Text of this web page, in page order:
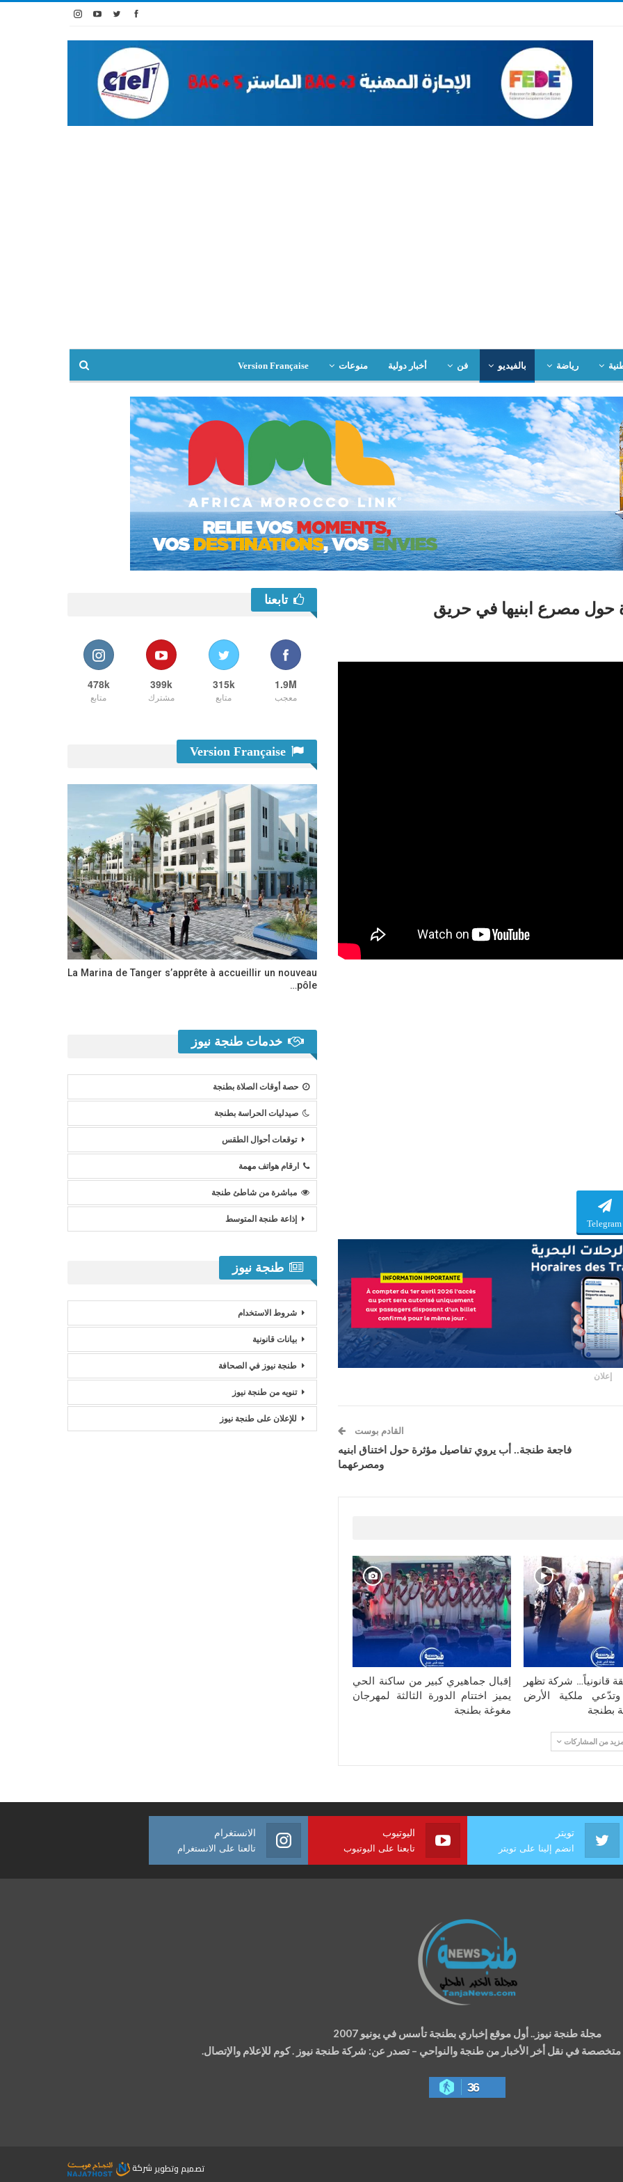
رياضة بالفيديو فن أخبار دولية منوعات Version Française
حول مصرع ابنيها في حريق
Telegram
إعلان
القادم بوست
فاجعة طنجة.. أب يروي تفاصيل مؤثرة حول اختناق ابنيه
ومصرعهما
قانونياً… شركة تظهر
ملكية الأرض
بطنجة
إقبال جماهيري كبير من ساكنة الحي
يميز اختتام الدورة الثالثة لمهرجان
مغوغة بطنجة
من المشاركات
تابعنا
1.9M
معجب
315k
متابع
399k
مشترك
478k
متابع
La Marina de Tanger s’apprête à accueillir un nouveau
pôle…
خدمات طنجة نيوز
حصة أوقات الصلاة بطنجة
صيدليات الحراسة بطنجة
توقعات أحوال الطقس
ارقام هواتف مهمة
مباشرة من شاطئ طنجة
إذاعة طنجة المتوسط
طنجة نيوز
شروط الاستخدام
بيانات قانونية
طنجة نيوز في الصحافة
تنويه من طنجة نيوز
للإعلان على طنجة نيوز
تويتر
انضم إلينا على تويتر
اليوتيوب
تابعنا على اليوتيوب
الانستغرام
تالعنا على الانستغرام
مجلة طنجة نيوز.. أول موقع إخباري بطنجة تأسس في يونيو 2007
متخصصة في نقل أخر الأخبار من طنجة والنواحي – تصدر عن: شركة طنجة نيوز . كوم للإعلام والإتصال.
36
تصميم وتطوير شركة